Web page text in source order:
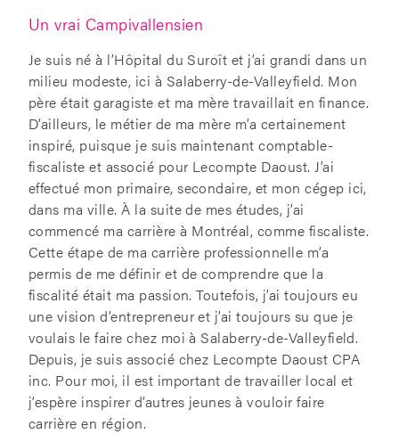
Un vrai Campivallensien
Je suis né à l’Hôpital du Suroît et j’ai grandi dans un
milieu modeste, ici à Salaberry-de-Valleyfield. Mon
père était garagiste et ma mère travaillait en finance.
D’ailleurs, le métier de ma mère m’a certainement
inspiré, puisque je suis maintenant comptable-
fiscaliste et associé pour Lecompte Daoust. J’ai
effectué mon primaire, secondaire, et mon cégep ici,
dans ma ville. À la suite de mes études, j’ai
commencé ma carrière à Montréal, comme fiscaliste.
Cette étape de ma carrière professionnelle m’a
permis de me définir et de comprendre que la
fiscalité était ma passion. Toutefois, j’ai toujours eu
une vision d’entrepreneur et j’ai toujours su que je
voulais le faire chez moi à Salaberry-de-Valleyfield.
Depuis, je suis associé chez Lecompte Daoust CPA
inc. Pour moi, il est important de travailler local et
j’espère inspirer d’autres jeunes à vouloir faire
carrière en région.